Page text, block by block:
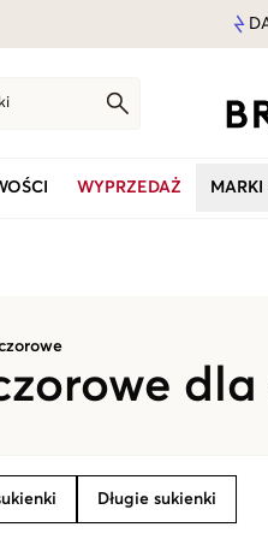
WYPRZEDAŻ MARKI
Długie sukienki